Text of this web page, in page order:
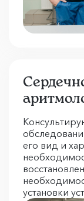
его вид и
установки